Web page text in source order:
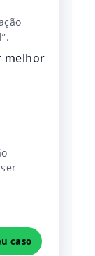
melhor
caso